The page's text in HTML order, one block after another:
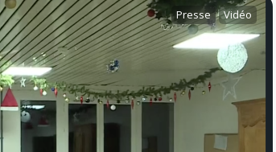
Presse Vidéo